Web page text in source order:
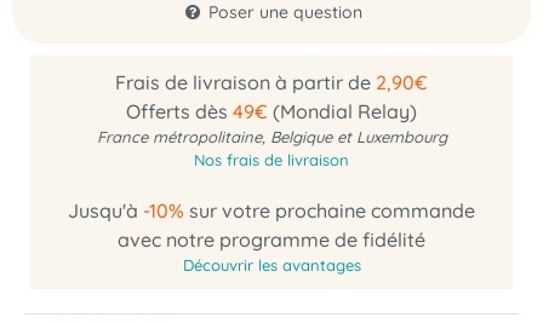
Poser une question
Frais de livraison à partir de 2,90€
Offerts dès 49€ (Mondial Relay)
France métropolitaine, Belgique et Luxembourg
Nos frais de livraison
Jusqu'à -10% sur votre prochaine commande
avec notre programme de fidélité
Découvrir les avantages